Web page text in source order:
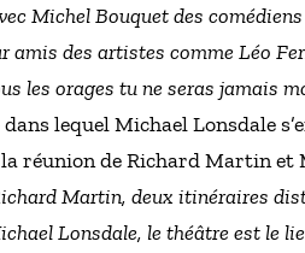
Michel Bouquet des comédiens
amis des artistes comme Léo
les orages tu ne seras jamais
dans lequel Michael Lonsdale
réunion de Richard Martin et
Martin, deux itinéraires
Lonsdale, le théâtre est le